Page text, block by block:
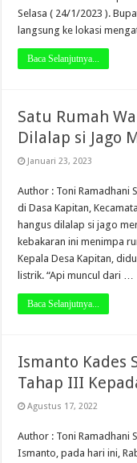
Selasa ( 24/1/2023 ).
langsung ke lokasi
Baca Selanjutnya...
Satu Rumah
Dilalap si Jago
Januari 23, 2023
Author : Toni Ramadhani
di Dasa Kapitan,
hangus dilalap si jago
kebakaran ini menimpa
Kepala Desa Kapitan,
listrik. “Api muncul dari …
Baca Selanjutnya...
Ismanto Kades
Tahap III
Agustus 17, 2022
Author : Toni Ramadhani
Ismanto, pada hari ini,